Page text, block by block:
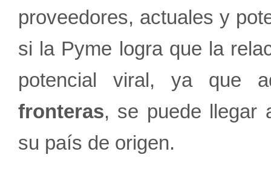
proveedores, actuales y
si la Pyme logra que la
potencial viral, ya que
fronteras, se puede llegar
su país de origen.